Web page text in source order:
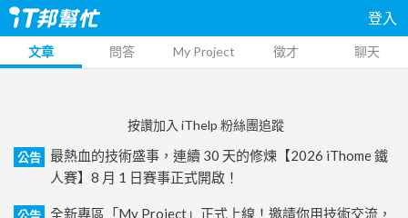
登入
文章 問答 My Project 徵才 聊天
按讚加入 iThelp 粉絲團追蹤
公告
最熱血的技術盛事，連續 30 天的修煉【2026 iThome 鐵
人賽】8 月 1 日賽事正式開啟！
全新專區「My Project」正式上線！邀請你用技術交流，